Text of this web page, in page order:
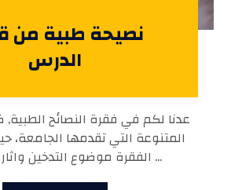
نصيحة طبية من
الدرس
عدنا لكم في فقرة النصائح
المتنوعة التي تقدمها الجامعة،
الفقرة موضوع التدخين واثاره السلبية ...